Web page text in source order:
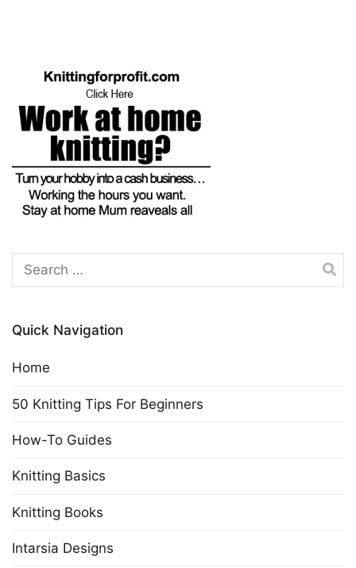
Search
for:
Quick Navigation
Home
50 Knitting Tips For Beginners
How-To Guides
Knitting Basics
Knitting Books
Intarsia Designs